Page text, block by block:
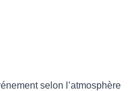
selon l’atmosphère